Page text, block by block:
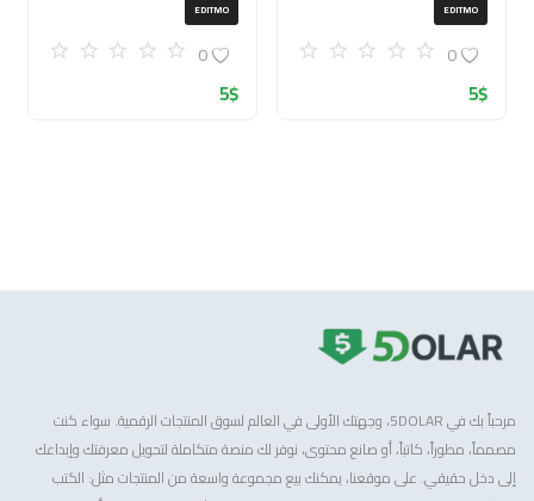
EDITMO
0
5$
EDITMO
0
5$
مرحباً بك في 5DOLAR، وجهتك الأولى في العالم لسوق المنتجات الرقمية. سواء كنت
مصمماً، مطوراً، كاتباً، أو صانع محتوى، نوفر لك منصة متكاملة لتحويل معرفتك وإبداعك
إلى دخل حقيقي. على موقعنا، يمكنك بيع مجموعة واسعة من المنتجات مثل: الكتب